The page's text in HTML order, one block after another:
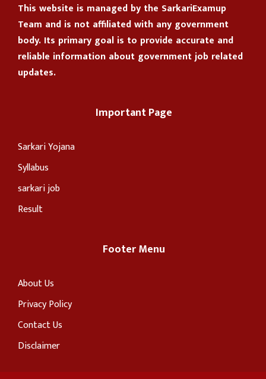
This website is managed by the SarkariExamup
Team and is not affiliated with any government
body. Its primary goal is to provide accurate and
reliable information about government job related
updates.
Important Page
Sarkari Yojana
Syllabus
sarkari job
Result
Footer Menu
About Us
Privacy Policy
Contact Us
Disclaimer